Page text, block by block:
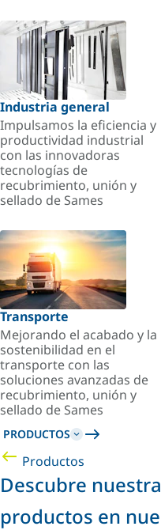
Industria general
Impulsamos la eficiencia y
productividad industrial
con las innovadoras
tecnologías de
recubrimiento, unión y
sellado de Sames
Transporte
Mejorando el acabado y la
sostenibilidad en el
transporte con las
soluciones avanzadas de
recubrimiento, unión y
sellado de Sames
PRODUCTOS
Productos
Descubre
productos en